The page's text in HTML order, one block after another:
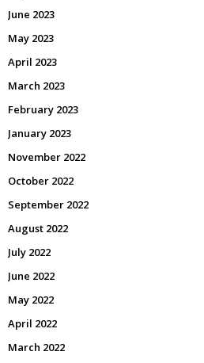
June 2023
May 2023
April 2023
March 2023
February 2023
January 2023
November 2022
October 2022
September 2022
August 2022
July 2022
June 2022
May 2022
April 2022
March 2022